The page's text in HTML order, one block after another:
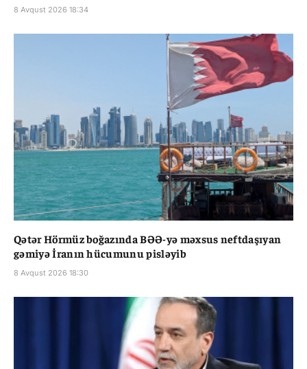
8 Avqust 2026 18:34
Qətər Hörmüz boğazında BƏƏ-yə məxsus neftdaşıyan
gəmiyə İranın hücumunu pisləyib
8 Avqust 2026 18:30